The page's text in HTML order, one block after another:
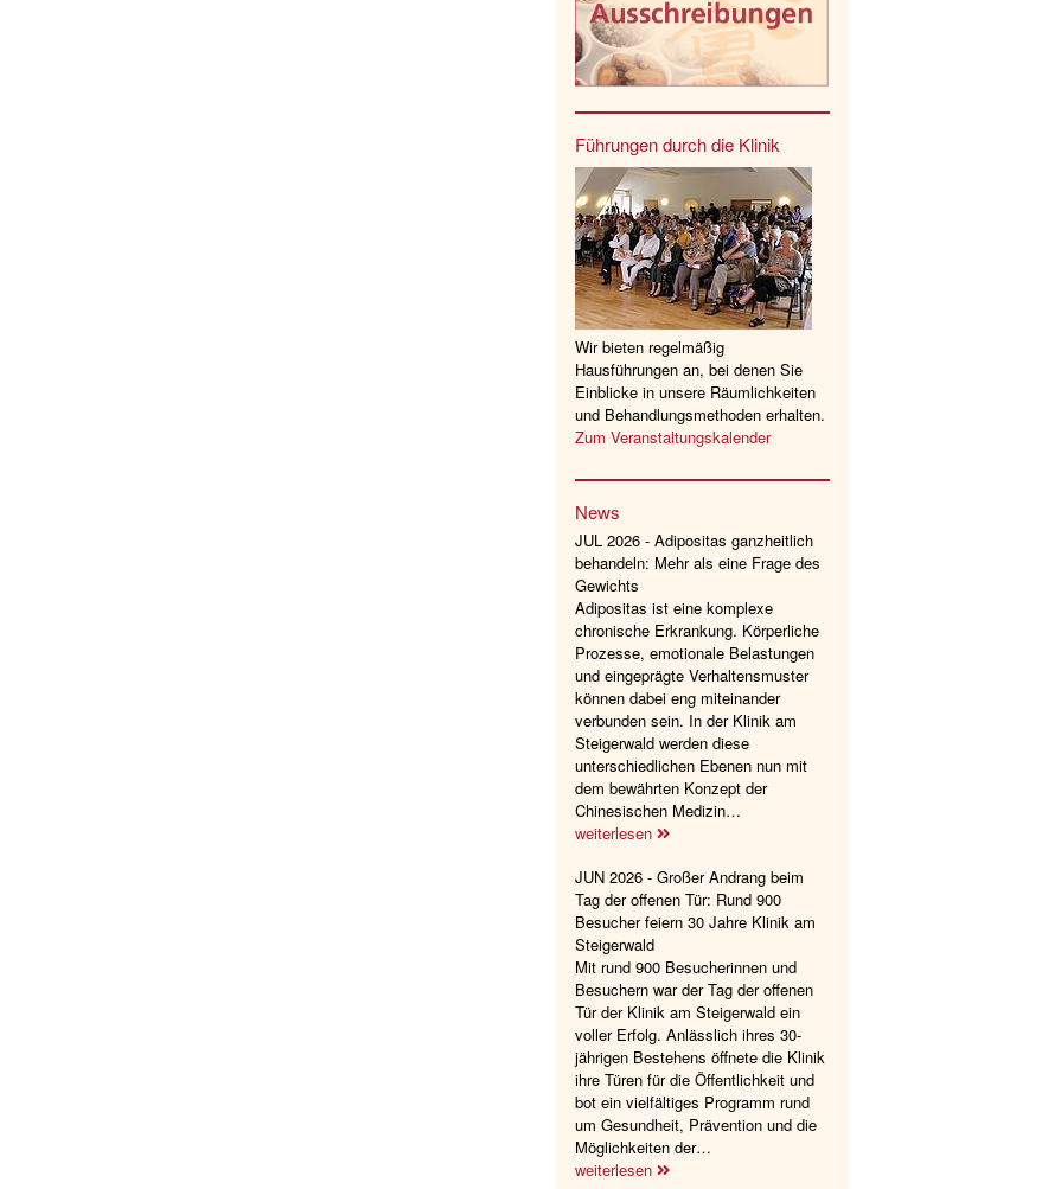
Führungen durch die Klinik
Wir bieten regelmäßig
Hausführungen an, bei denen Sie
Einblicke in unsere Räumlichkeiten
und Behandlungsmethoden erhalten.
Zum Veranstaltungskalender
News
JUL 2026 - Adipositas ganzheitlich
behandeln: Mehr als eine Frage des
Gewichts
Adipositas ist eine komplexe
chronische Erkrankung. Körperliche
Prozesse, emotionale Belastungen
und eingeprägte Verhaltensmuster
können dabei eng miteinander
verbunden sein. In der Klinik am
Steigerwald werden diese
unterschiedlichen Ebenen nun mit
dem bewährten Konzept der
Chinesischen Medizin…
weiterlesen
JUN 2026 - Großer Andrang beim
Tag der offenen Tür: Rund 900
Besucher feiern 30 Jahre Klinik am
Steigerwald
Mit rund 900 Besucherinnen und
Besuchern war der Tag der offenen
Tür der Klinik am Steigerwald ein
voller Erfolg. Anlässlich ihres 30-
jährigen Bestehens öffnete die Klinik
ihre Türen für die Öffentlichkeit und
bot ein vielfältiges Programm rund
um Gesundheit, Prävention und die
Möglichkeiten der…
weiterlesen